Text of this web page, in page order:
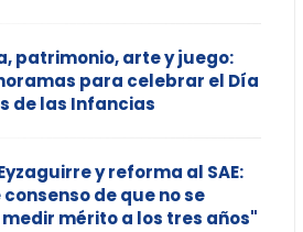
patrimonio, arte y juego:
para celebrar el Día
de las Infancias
y reforma al SAE:
consenso de que no se
mérito a los tres años"